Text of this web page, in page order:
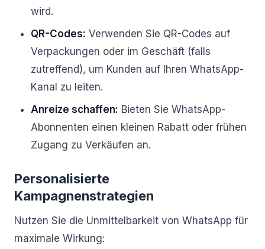
wird.
QR-Codes: Verwenden Sie QR-Codes auf
Verpackungen oder im Geschäft (falls
zutreffend), um Kunden auf Ihren WhatsApp-
Kanal zu leiten.
Anreize schaffen: Bieten Sie WhatsApp-
Abonnenten einen kleinen Rabatt oder frühen
Zugang zu Verkäufen an.
Personalisierte
Kampagnenstrategien
Nutzen Sie die Unmittelbarkeit von WhatsApp für
maximale Wirkung: